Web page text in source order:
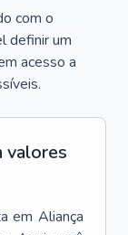
com o
definir um
acesso a
valores
em Aliança